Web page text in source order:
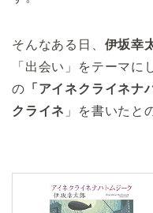
そんなある日、 伊坂幸
「出会い」をテーマに
の 「アイネクライネナ
クライネ 」を書いたと